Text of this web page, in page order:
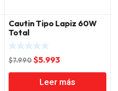
Cautin Tipo Lapiz 60W
Total
$7.990El
precio
original
$5.993
precio
actual
Leer más